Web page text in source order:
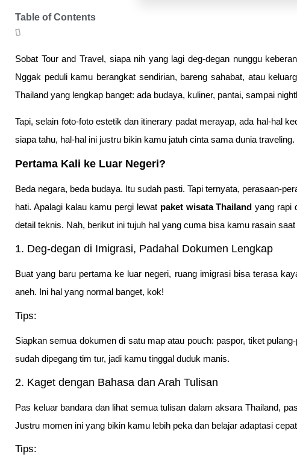
Table of Contents
Sobat Tour and Travel, siapa nih yang lagi deg-degan nunggu
Nggak peduli kamu berangkat sendirian, bareng sahabat, atau
Thailand yang lengkap banget: ada budaya, kuliner, pantai, sampai
Tapi, selain foto-foto estetik dan itinerary padat merayap, ada hal-hal
siapa tahu, hal-hal ini justru bikin kamu jatuh cinta sama dunia traveling.
Pertama Kali ke Luar Negeri?
Beda negara, beda budaya. Itu sudah pasti. Tapi ternyata, perasaan-
hati. Apalagi kalau kamu pergi lewat paket wisata Thailand yang rapi
detail teknis. Nah, berikut ini tujuh hal yang cuma bisa kamu rasain
1. Deg-degan di Imigrasi, Padahal Dokumen Lengkap
Buat yang baru pertama ke luar negeri, ruang imigrasi bisa terasa
aneh. Ini hal yang normal banget, kok!
Tips:
Siapkan semua dokumen di satu map atau pouch: paspor, tiket
sudah dipegang tim tur, jadi kamu tinggal duduk manis.
2. Kaget dengan Bahasa dan Arah Tulisan
Pas keluar bandara dan lihat semua tulisan dalam aksara Thailand,
Justru momen ini yang bikin kamu lebih peka dan belajar adaptasi
Tips: